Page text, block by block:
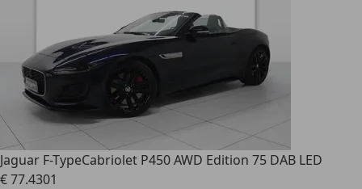
Jaguar F-TypeCabriolet P450 AWD Edition 75 DAB LED
€ 77.4301